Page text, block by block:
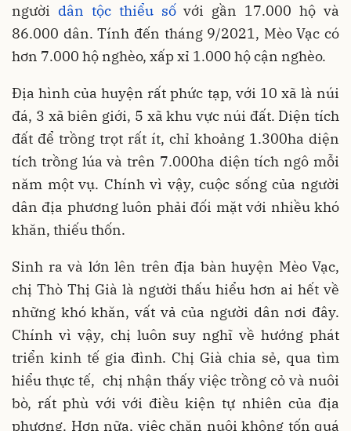
người dân tộc thiểu sốvới gần 17.000 hộ và
86.000 dân. Tính đến tháng 9/2021, Mèo Vạc có
hơn 7.000 hộ nghèo, xấp xỉ 1.000 hộ cận nghèo.
Địa hình của huyện rất phức tạp, với 10 xã là núi
đá, 3 xã biên giới, 5 xã khu vực núi đất. Diện tích
đất để trồng trọt rất ít, chỉ khoảng 1.300ha diện
tích trồng lúa và trên 7.000ha diện tích ngô mỗi
năm một vụ. Chính vì vậy, cuộc sống của người
dân địa phương luôn phải đối mặt với nhiều khó
khăn, thiếu thốn.
Sinh ra và lớn lên trên địa bàn huyện Mèo Vạc,
chị Thò Thị Già là người thấu hiểu hơn ai hết về
những khó khăn, vất vả của người dân nơi đây.
Chính vì vậy, chị luôn suy nghĩ về hướng phát
triển kinh tế gia đình. Chị Già chia sẻ, qua tìm
hiểu thực tế, chị nhận thấy việc trồng cỏ và nuôi
bò, rất phù với với điều kiện tự nhiên của địa
phương. Hơn nữa, việc chăn nuôi không tốn quá